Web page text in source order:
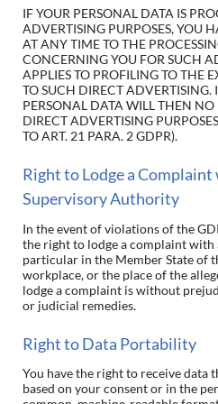
IF YOUR PERSONAL DATA IS
ADVERTISING PURPOSES, YOU
AT ANY TIME TO THE
CONCERNING YOU FOR SUCH
APPLIES TO PROFILING TO THE
TO SUCH DIRECT ADVERTISING.
PERSONAL DATA WILL THEN NO
DIRECT ADVERTISING
TO ART. 21 PARA. 2 GDPR).
Right to Lodge a
Supervisory Authority
In the event of violations of the
the right to lodge a complaint
particular in the Member State of
workplace, or the place of the
lodge a complaint is without
or judicial remedies.
Right to Data Portability
You have the right to receive data
based on your consent or in the